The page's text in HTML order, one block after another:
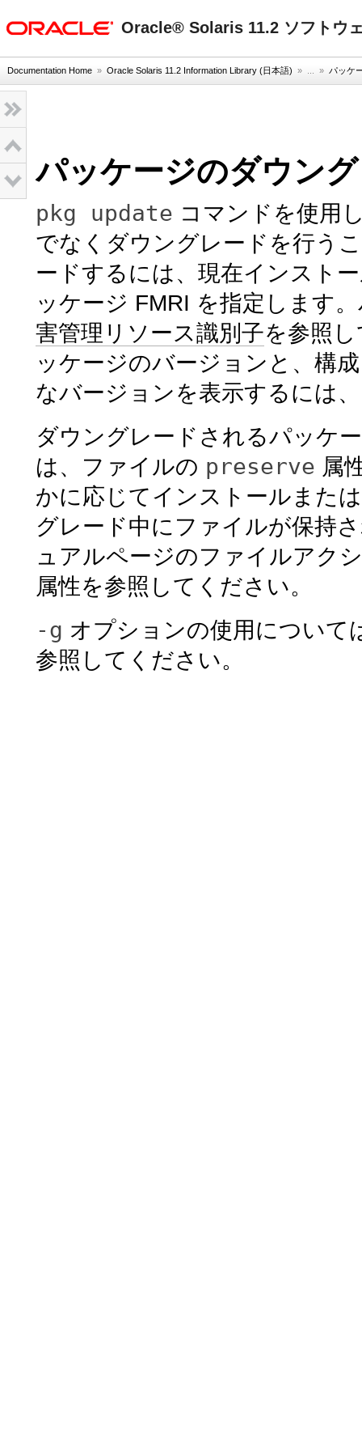
Oracle® Solaris 11.2 ソフトウ
Documentation Home » Oracle Solaris 11.2 Information Library (日本語) » ... » パッケ
パッケージのダウン
pkg update コマンドを使用
でなくダウングレードを行う
ードするには、現在インスト
ッケージ FMRI を指定します
害管理リソース識別子を参照
ッケージのバージョンと、構
なバージョンを表示するには、
ダウングレードされるパッケ
は、ファイルの preserve 属
かに応じてインストールまた
グレード中にファイルが保持
ュアルページのファイルアク
属性を参照してください。
-g オプションの使用について
参照してください。